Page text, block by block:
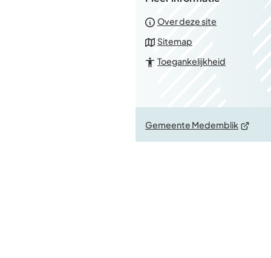
Over deze site
Sitemap
Toegankelijkheid
Gemeente Medemblik